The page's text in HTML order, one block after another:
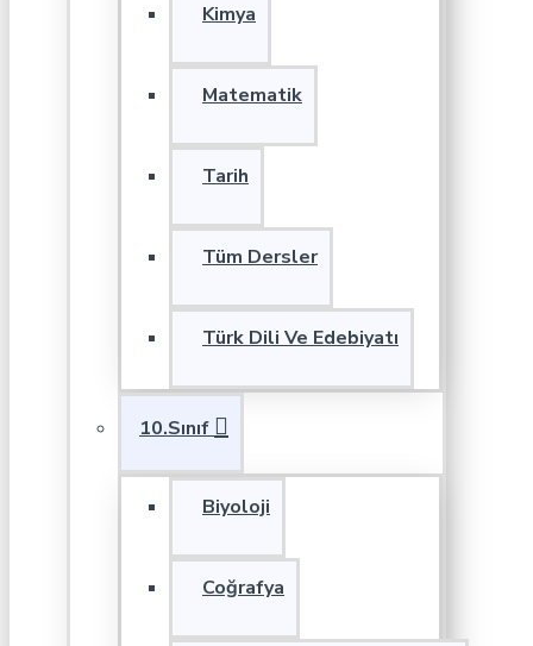
Kimya
Matematik
Tarih
Tüm Dersler
Türk Dili Ve Edebiyatı
10.Sınıf
Biyoloji
Coğrafya